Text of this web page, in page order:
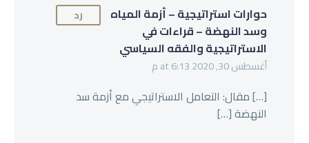
حوارات استراتيجية – أزمة المياه
وسد النهضة – قراءات في
الاستراتيجية والفقه السياسي
أغسطس 30, 2020 at 6:13 م
رد
[…] مقال: التعامل الاستراتيجي مع أزمة سد
النهضة […]